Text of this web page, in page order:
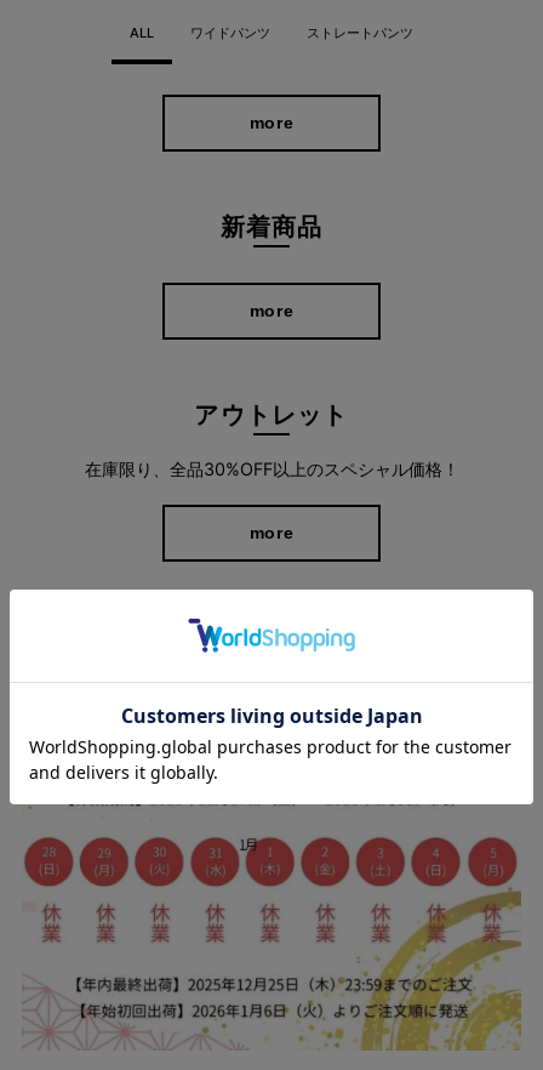
夏の装いに、涼やかなきちんと感を。
Tシャツにもブラウスにも合わせやすい、シンプルながら洗練さ
ALL ワイドパンツ ストレートパンツ
more
新着商品
more
アウトレット
在庫限り、全品30%OFF以上のスペシャル価格！
more
スタッフブログ